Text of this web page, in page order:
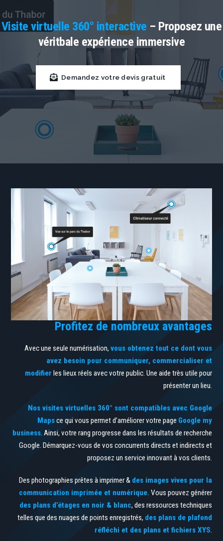
Visite virtuelle 360° interactive – Proposez une
véritbale expérience immersive
Demandez votre devis gratuit
Profitez de nombreux avantages
Avec une seule numérisation, vous obtenez tout ce dont vous
avez besoin pour communiquer, commercialiser et
modifier les lieux réels avec votre public. Une aide très utile pour
présenter un lieu.
Nos visites virtuelles 360° sont compatibles avec Google
Mapsce qui vous permet d’améliorer votre page Google my
business. Ainsi, votre rang progresse dans les résultats de recherche
Google. Démarquez-vous de vos concurrents directs et indirects et
proposez un service innovant à vos clients.
Des photographies prêtes à imprimer & des images vives pour la
communication imprimée et numérique. Vous pouvez générer
des plans d’étages en noir & blanc, des ressources techniques
telles que des nuages de points enregistrés, des plans de plafond
réfléchi et des plans et fichiers XYS.